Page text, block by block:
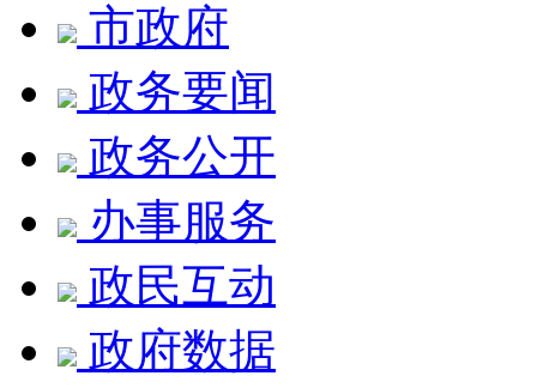
市政府
政务要闻
政务公开
办事服务
政民互动
政府数据